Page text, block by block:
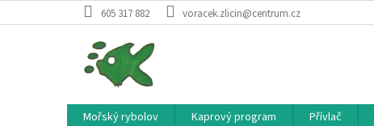
na
605 317 882 voracek.zlicin@centrum.cz
Mořský rybolov Kaprový program Přívlač